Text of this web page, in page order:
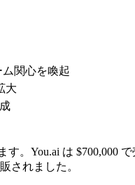
ム関心を喚起
大
You.ai は $700,000
されました。